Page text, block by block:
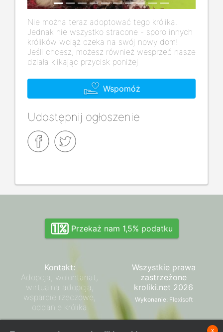
Nie można teraz adoptować tego królika.
Jednak nie wszystko stracone - sporo innych
królików wciąż czeka na swój nowy dom!
Jeśli chcesz, możesz również wesprzeć nasze
działa klikając przycisk poniżej
Wspomóż
Udostępnij ogłoszenie
Przekaż nam 1,5% podatku
Kontakt:
Adopcja, wolontariat,
wirtualna adopcja,
wsparcie rzeczowe,
oddanie królika
Wszystkie prawa
zastrzeżone
kroliki.net 2026
Wykonanie: Flexisoft
x